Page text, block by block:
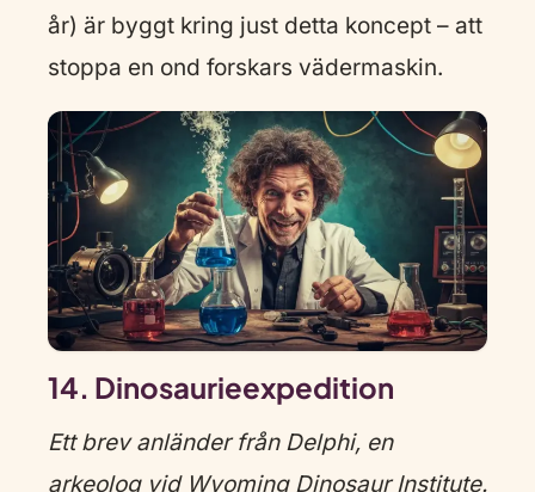
år) är byggt kring just detta koncept – att
stoppa en ond forskars vädermaskin.
14. Dinosaurieexpedition
Ett brev anländer från Delphi, en
arkeolog vid Wyoming Dinosaur Institute.